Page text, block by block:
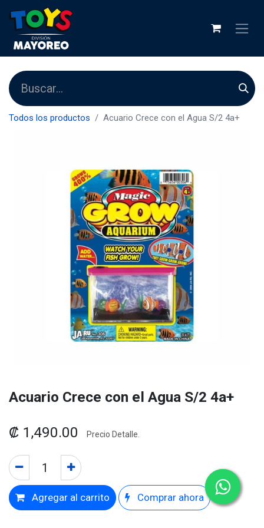
Todos los productos Acuario Crece con el Agua S/2 4a+
Acuario Crece con el Agua S/2 4a+
₡ 1,490.00 Precio Detalle.
Agregar al carrito Comprar ahora